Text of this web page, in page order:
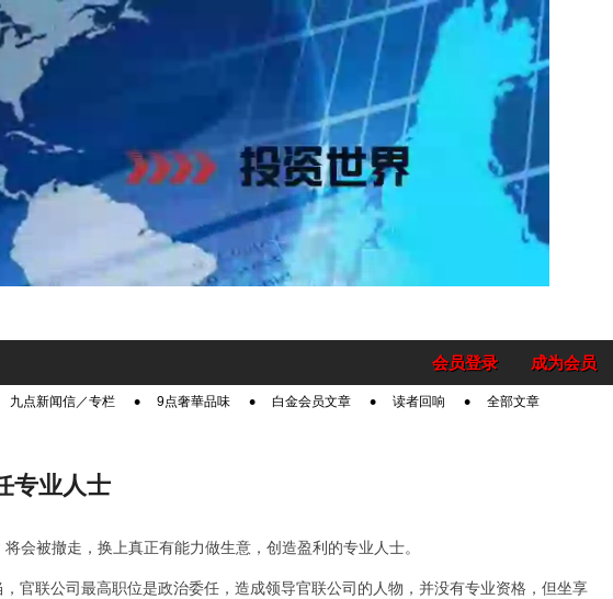
成为会员
会员登录
九点新闻信／专栏 9点奢華品味 白金会员文章 读者回响 全部文章
专业人士
会被撤走，换上真正有能力做生意，创造盈利的专业人士。
官联公司最高职位是政治委任，造成领导官联公司的人物，并没有专业资格，但坐享